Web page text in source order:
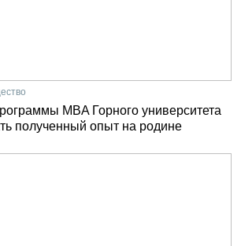
MBA Горного университета
полученный опыт на родине